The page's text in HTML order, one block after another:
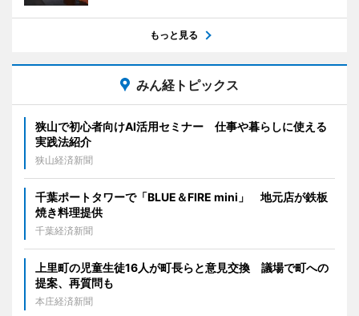
もっと見る
みん経トピックス
狭山で初心者向けAI活用セミナー 仕事や暮らしに使える
実践法紹介
狭山経済新聞
千葉ポートタワーで「BLUE＆FIRE mini」 地元店が鉄板
焼き料理提供
千葉経済新聞
上里町の児童生徒16人が町長らと意見交換 議場で町への
提案、再質問も
本庄経済新聞